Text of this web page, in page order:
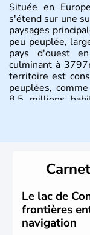
Située en
s'étend sur une
paysages
peu peuplée,
pays d'ouest
culminant à
territoire est
peuplées,
8.5 millions
compte
L'Autriche a
Mozart,
Schneider,
Gustav
marquants de
Le lac de
frontières
navigation